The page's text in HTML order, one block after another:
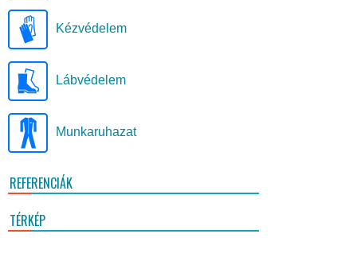
Kézvédelem
Lábvédelem
Munkaruhazat
REFERENCIÁK
TÉRKÉP